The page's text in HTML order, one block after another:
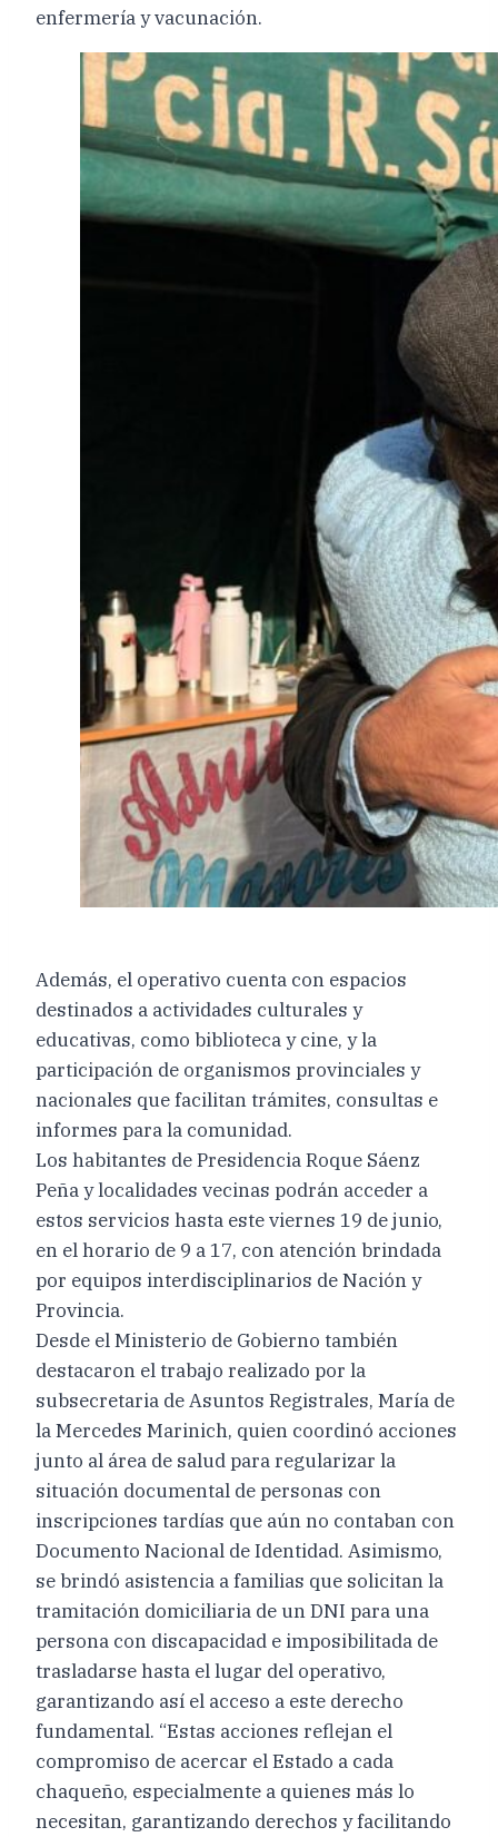
enfermería y vacunación.
Además, el operativo cuenta con espacios
destinados a actividades culturales y
educativas, como biblioteca y cine, y la
participación de organismos provinciales y
nacionales que facilitan trámites, consultas e
informes para la comunidad.
Los habitantes de Presidencia Roque Sáenz
Peña y localidades vecinas podrán acceder a
estos servicios hasta este viernes 19 de junio,
en el horario de 9 a 17, con atención brindada
por equipos interdisciplinarios de Nación y
Provincia.
Desde el Ministerio de Gobierno también
destacaron el trabajo realizado por la
subsecretaria de Asuntos Registrales, María de
la Mercedes Marinich, quien coordinó acciones
junto al área de salud para regularizar la
situación documental de personas con
inscripciones tardías que aún no contaban con
Documento Nacional de Identidad. Asimismo,
se brindó asistencia a familias que solicitan la
tramitación domiciliaria de un DNI para una
persona con discapacidad e imposibilitada de
trasladarse hasta el lugar del operativo,
garantizando así el acceso a este derecho
fundamental. “Estas acciones reflejan el
compromiso de acercar el Estado a cada
chaqueño, especialmente a quienes más lo
necesitan, garantizando derechos y facilitando